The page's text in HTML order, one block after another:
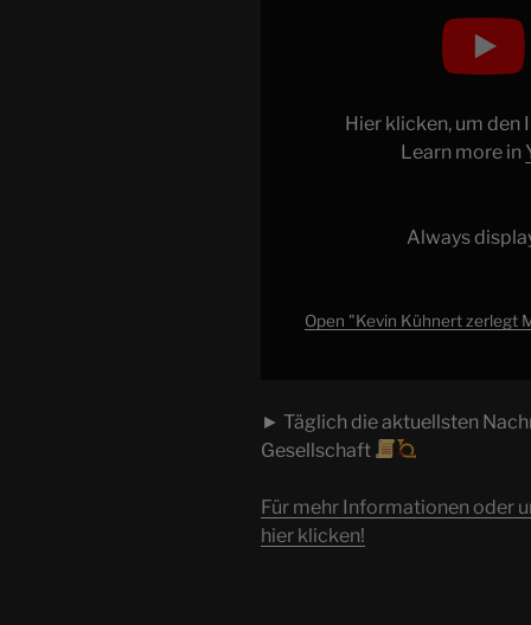
News
YouTube
Hier klicken, um den
Learn more in
Always
Open "Kevin Kühnert zerlegt
► Täglich die aktuellsten
Gesellschaft
Für mehr Informationen oder
hier klicken!